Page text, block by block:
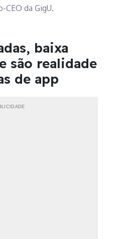
CEO da GigU.
baixa
são realidade
de app